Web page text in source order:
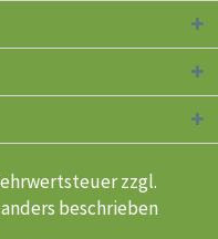
zzgl.
beschrieben